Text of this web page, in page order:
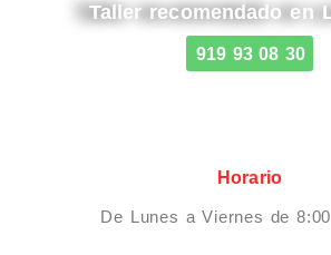
Taller recomendado en
919 93 08 30
Horario
De Lunes a Viernes de